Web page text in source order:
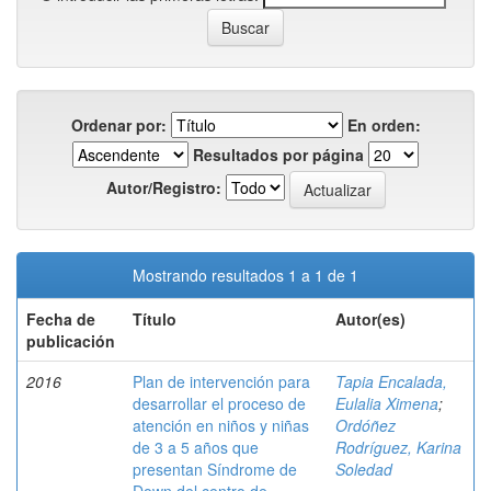
Ordenar por:
En orden:
Resultados por página
Autor/Registro:
Mostrando resultados 1 a 1 de 1
Fecha de
publicación
Título Autor(es)
2016
Plan de intervención para
desarrollar el proceso de
atención en niños y niñas
de 3 a 5 años que
presentan Síndrome de
Tapia Encalada,
Eulalia Ximena;
Ordóñez
Rodríguez, Karina
Soledad